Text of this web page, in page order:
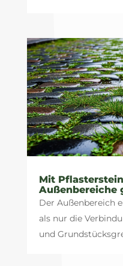
Mit
Außenbereiche
Der Außenbereich
als nur die
und